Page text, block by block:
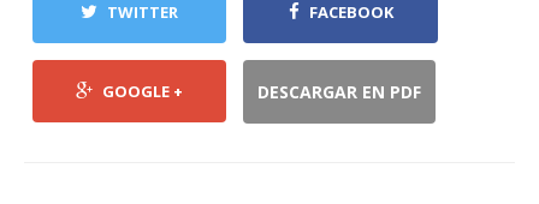
TWITTER FACEBOOK
GOOGLE + DESCARGAR EN PDF